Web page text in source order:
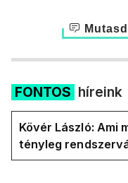
FONTOS híreink
Kövér László: Ami
tényleg